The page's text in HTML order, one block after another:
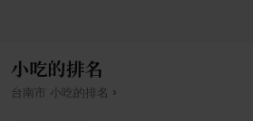
小吃的排名
台南市 小吃 的排名 ›